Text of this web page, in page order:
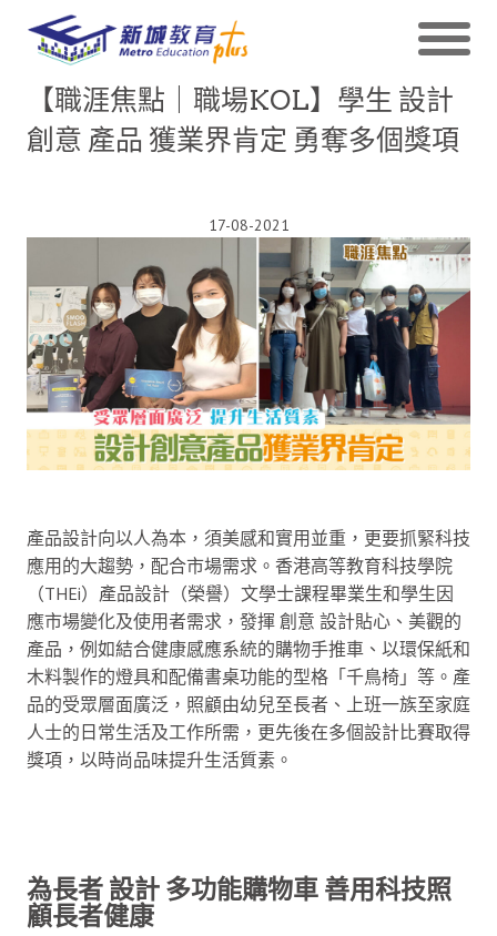
【職涯焦點｜職場KOL】學生 設計
創意 產品 獲業界肯定 勇奪多個獎項
17-08-2021
產品設計向以人為本，須美感和實用並重，更要抓緊科技
應用的大趨勢，配合市場需求。香港高等教育科技學院
（THEi）產品設計（榮譽）文學士課程畢業生和學生因
應市場變化及使用者需求，發揮 創意 設計貼心、美觀的
產品，例如結合健康感應系統的購物手推車、以環保紙和
木料製作的燈具和配備書桌功能的型格「千鳥椅」等。產
品的受眾層面廣泛，照顧由幼兒至長者、上班一族至家庭
人士的日常生活及工作所需，更先後在多個設計比賽取得
獎項，以時尚品味提升生活質素。
為長者 設計 多功能購物車 善用科技照
顧長者健康